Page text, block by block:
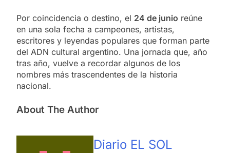
Por coincidencia o destino, el 24 de junio reúne
en una sola fecha a campeones, artistas,
escritores y leyendas populares que forman parte
del ADN cultural argentino. Una jornada que, año
tras año, vuelve a recordar algunos de los
nombres más trascendentes de la historia
nacional.
About The Author
Diario EL SOL